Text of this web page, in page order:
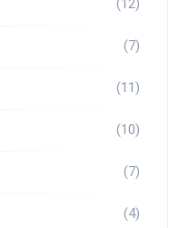
(12)
(7)
(11)
(10)
(7)
(4)